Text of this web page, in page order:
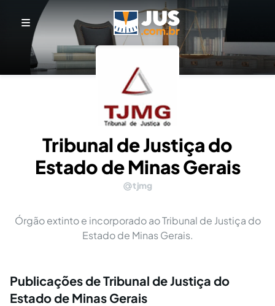
Tribunal de Justiça do
Estado de Minas Gerais
tjmg
Órgão extinto e incorporado ao Tribunal de Justiça do
Estado de Minas Gerais.
Publicações de Tribunal de Justiça do
Estado de Minas Gerais